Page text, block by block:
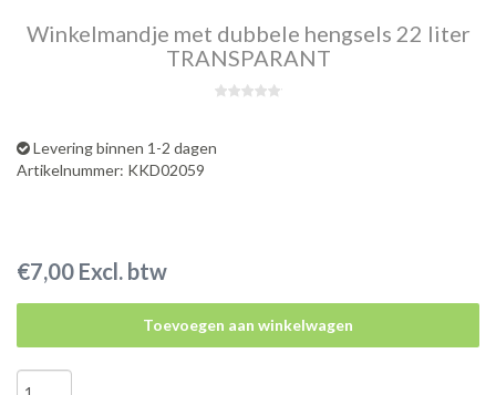
Winkelmandje met dubbele hengsels 22 liter
TRANSPARANT
Levering binnen 1-2 dagen
Artikelnummer: KKD02059
€7,00 Excl. btw
Toevoegen aan winkelwagen